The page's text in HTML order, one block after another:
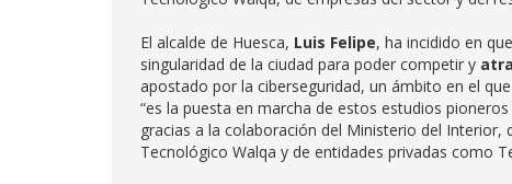
El alcalde de Huesca, Luis Felipe, ha incidido en
singularidad de la ciudad para poder competir y
apostado por la ciberseguridad, un ámbito en el
“es la puesta en marcha de estos estudios
gracias a la colaboración del Ministerio del Interior,
Tecnológico Walqa y de entidades privadas como